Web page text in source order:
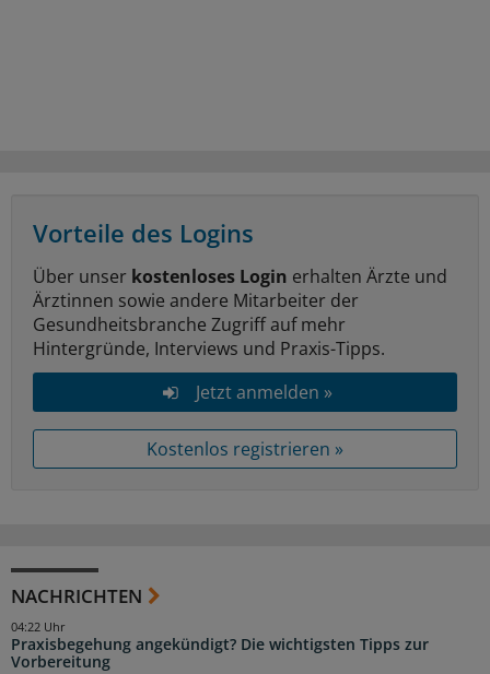
Vorteile des Logins
Über unser kostenloses Login erhalten Ärzte und
Ärztinnen sowie andere Mitarbeiter der
Gesundheitsbranche Zugriff auf mehr
Hintergründe, Interviews und Praxis-Tipps.
Jetzt anmelden »
Kostenlos registrieren »
NACHRICHTEN
Praxisbegehung angekündigt? Die wichtigsten Tipps zur
Vorbereitung
04:22 Uhr